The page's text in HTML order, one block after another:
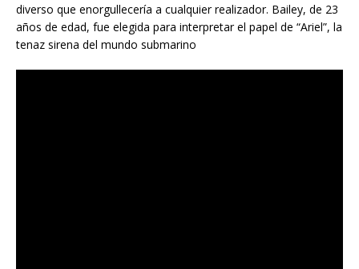
diverso que enorgullecería a cualquier realizador. Bailey, de 23
años de edad, fue elegida para interpretar el papel de “Ariel”, la
tenaz sirena del mundo submarino